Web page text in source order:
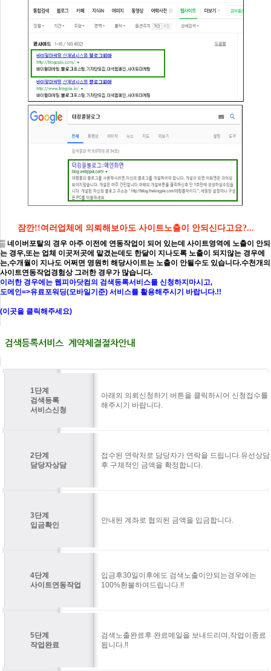
잠깐!!여러업체에 의뢰해보아도 사이트노출이 안되신다고요?...
▒ 네이버포탈의 경우 아주 이전에 연동작업이 되어 있는데 사이트영역에 노출이 안되
는 경우,또는 업체 이곳저곳에 맡겼는데도 한달이 지나도록 노출이 되지않는 경우에
는,수개월이 지나도 어쩌면 영원히 해당사이트는 노출이 안될수도 있습니다.수천개의
사이트연동작업경험상 그러한 경우가 많습니다.
이러한 경우에는 웹피아닷컴의 검색등록서비스를 신청하지마시고,
도메인=>유료포워딩(모바일기준) 서비스를 활용해주시기 바랍니다.!!
(이곳을 클릭해주세요)
1단계
검색등록
서비스신청
아래의 의뢰신청하기 버튼을 클릭하시어 신청접수를
해주시기 바랍니다.
2단계
담당자상담
접수된 연락처로 담당자가 연락을 드립니다.유선상담
후 구체적인 금액을 확정합니다.
3단계
입금확인
안내된 계좌로 협의된 금액을 입금합니다.
4단계
사이트연동작업
입금후30일이후에도 검색노출이안되는경우에는
100%환불하여드립니다.!!
5단계
작업완료
검색노출완료후 완료메일을 보내드리며,작업이종료
됩니다.!!